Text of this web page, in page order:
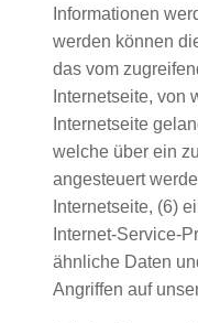
Informationen
werden können
das vom
Internetseite, von
Internetseite
welche über ein
angesteuert
Internetseite, (6)
Internet-Service-
ähnliche Daten
Angriffen auf